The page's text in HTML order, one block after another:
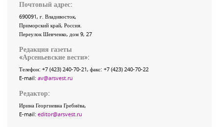
Почтовый адрес:
690091, г. Владивосток,
Приморский край, Россия
Переулок Шевченко, дом 9, 27
Редакция газеты
«Арсеньевские вести»:
Телефон: +7 (423) 240-70-21, факс: +7 (423) 240-70-22
E-mail: av@arsvest.ru
Редактор:
Ирина Георгиевна Гребнёва,
E-mail: editor@arsvest.ru